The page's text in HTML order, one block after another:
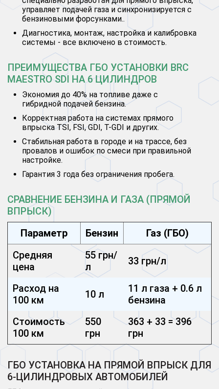
управляет подачей газа и синхронизируется с
бензиновыми форсунками..
Диагностика, монтаж, настройка и калибровка
системы - все включено в стоимость.
ПРЕИМУЩЕСТВА ГБО УСТАНОВКИ BRC
MAESTRO SDI НА 6 ЦИЛИНДРОВ
Экономия до 40% на топливе даже с
гибридной подачей бензина.
Корректная работа на системах прямого
впрыска TSI, FSI, GDI, T-GDI и других.
Стабильная работа в городе и на трассе, без
провалов и ошибок по смеси при правильной
настройке.
Гарантия 3 года без ограничения пробега.
СРАВНЕНИЕ БЕНЗИНА И ГАЗА (ПРЯМОЙ
ВПРЫСК)
Параметр
Бензин
Газ (ГБО)
Средняя
цена
55 грн/
л
33 грн/л
Расход на
100 км
10 л
11 л газа + 0.6 л
бензина
Стоимость
100 км
550
грн
363 + 33 = 396
грн
ГБО УСТАНОВКА НА ПРЯМОЙ ВПРЫСК ДЛЯ
6-ЦИЛИНДРОВЫХ АВТОМОБИЛЕЙ